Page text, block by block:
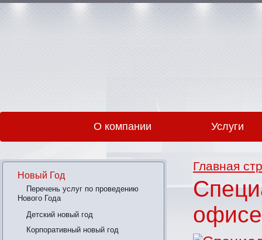
О компании Услуги
Новый Год
Перечень услуг по проведению
Нового Года
Детский новый год
Корпоративный новый год
Главная